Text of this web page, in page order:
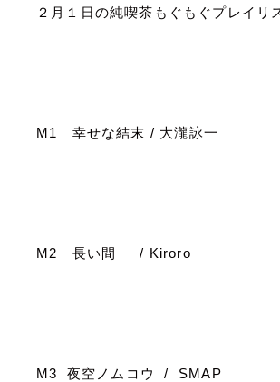
２月１日の純喫茶もぐもぐプレイリ
M1 幸せな結末 / 大瀧詠一
M2 長い間 / Kiroro
M3 夜空ノムコウ / SMAP